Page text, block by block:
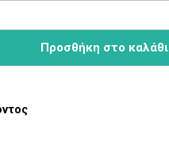
Προσθήκη στο καλάθι